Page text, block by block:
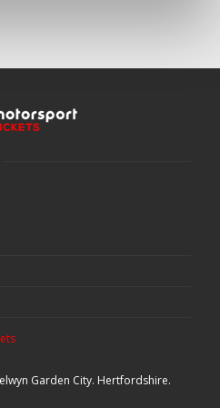
Garden City. Hertfordshire.